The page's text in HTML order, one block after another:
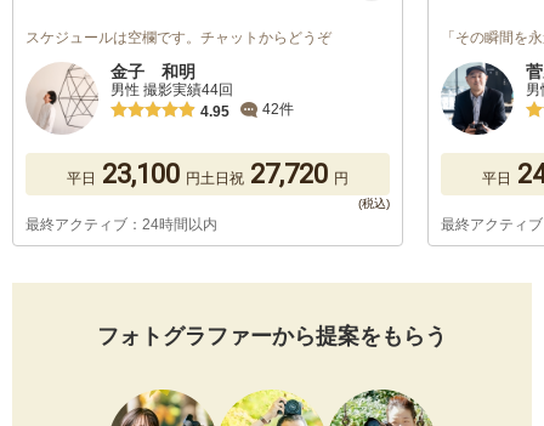
スケジュールは空欄です。チャットからどうぞ
金子 和明
男性 撮影実績44回
4.95
42件
平日 23,100 円土日祝 27,720 円
最終アクティブ：24時間以内
「その瞬間を
平日
最終アクティ
フォトグラファーから提案をもらう